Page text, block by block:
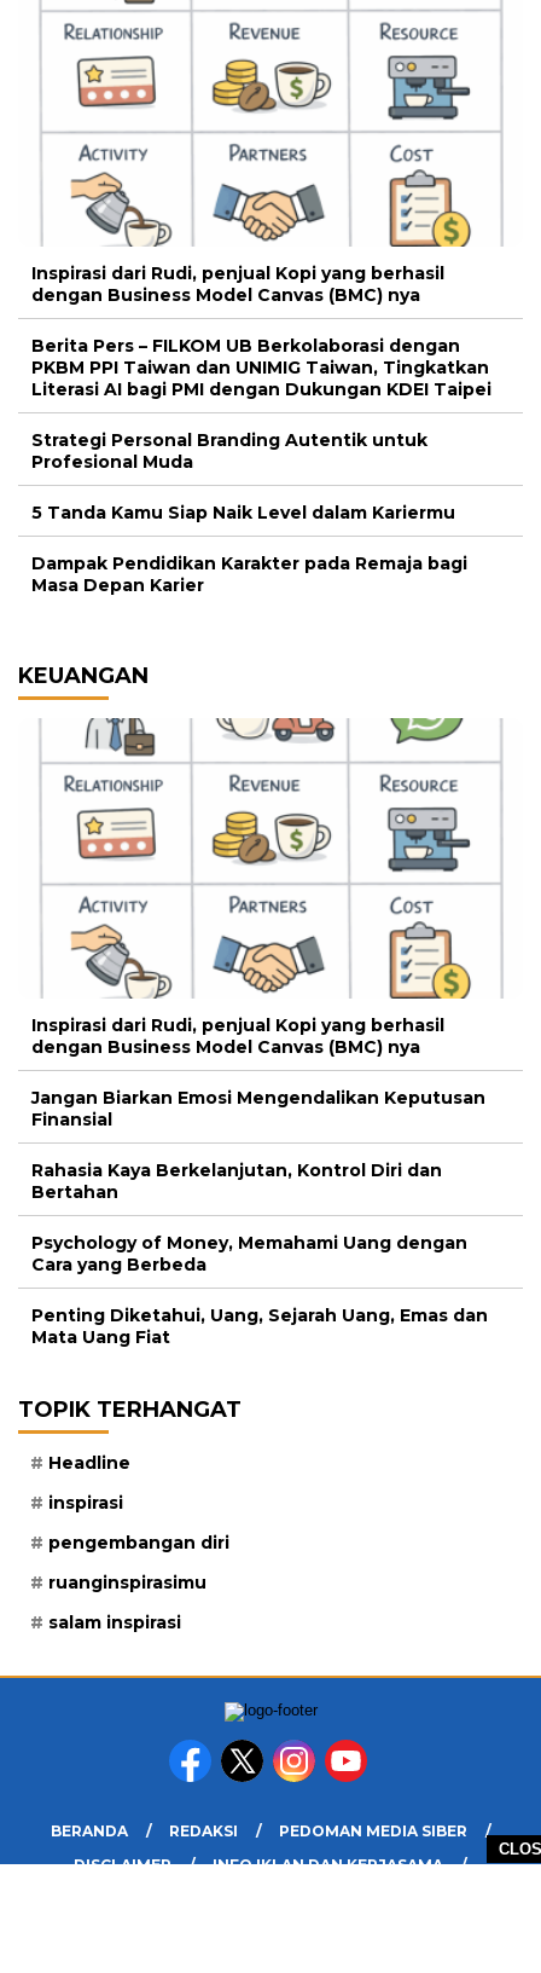
Inspirasi dari Rudi, penjual Kopi yang berhasil
dengan Business Model Canvas (BMC) nya
Berita Pers – FILKOM UB Berkolaborasi dengan
PKBM PPI Taiwan dan UNIMIG Taiwan, Tingkatkan
Literasi AI bagi PMI dengan Dukungan KDEI Taipei
Strategi Personal Branding Autentik untuk
Profesional Muda
5 Tanda Kamu Siap Naik Level dalam Kariermu
Dampak Pendidikan Karakter pada Remaja bagi
Masa Depan Karier
KEUANGAN
Inspirasi dari Rudi, penjual Kopi yang berhasil
dengan Business Model Canvas (BMC) nya
Jangan Biarkan Emosi Mengendalikan Keputusan
Finansial
Rahasia Kaya Berkelanjutan, Kontrol Diri dan
Bertahan
Psychology of Money, Memahami Uang dengan
Cara yang Berbeda
Penting Diketahui, Uang, Sejarah Uang, Emas dan
Mata Uang Fiat
TOPIK TERHANGAT
Headline
inspirasi
pengembangan diri
ruanginspirasimu
salam inspirasi
BERANDA REDAKSI
PEDOMAN MEDIA SIBER
DISCLAIMER
INFO IKLAN DAN KERJASAMA